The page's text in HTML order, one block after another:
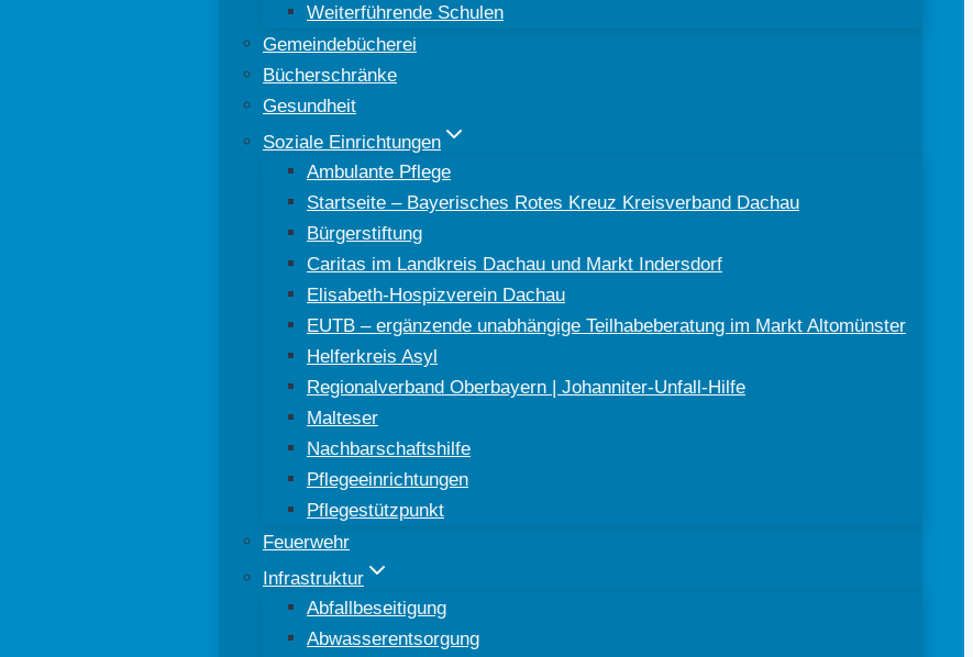
Weiterführende Schulen
Gemeindebücherei
Bücherschränke
Gesundheit
Soziale Einrichtungen
Ambulante Pflege
Startseite – Bayerisches Rotes Kreuz Kreisverband Dachau
Bürgerstiftung
Caritas im Landkreis Dachau und Markt Indersdorf
Elisabeth-Hospizverein Dachau
EUTB – ergänzende unabhängige Teilhabeberatung im Markt Altomünster
Helferkreis Asyl
Regionalverband Oberbayern | Johanniter-Unfall-Hilfe
Malteser
Nachbarschaftshilfe
Pflegeeinrichtungen
Pflegestützpunkt
Feuerwehr
Infrastruktur
Abfallbeseitigung
Abwasserentsorgung